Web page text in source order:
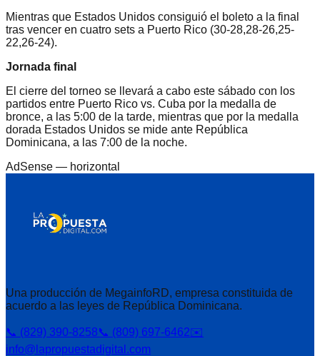
Mientras que Estados Unidos consiguió el boleto a la final
tras vencer en cuatro sets a Puerto Rico (30-28,28-26,25-
22,26-24).
Jornada final
El cierre del torneo se llevará a cabo este sábado con los
partidos entre Puerto Rico vs. Cuba por la medalla de
bronce, a las 5:00 de la tarde, mientras que por la medalla
dorada Estados Unidos se mide ante República
Dominicana, a las 7:00 de la noche.
AdSense — horizontal
Una producción de MegainfoRD, empresa constituida de
acuerdo a las leyes de República Dominicana.
📞 (829) 390-8258📞 (809) 697-6462✉️
info@lapropuestadigital.com